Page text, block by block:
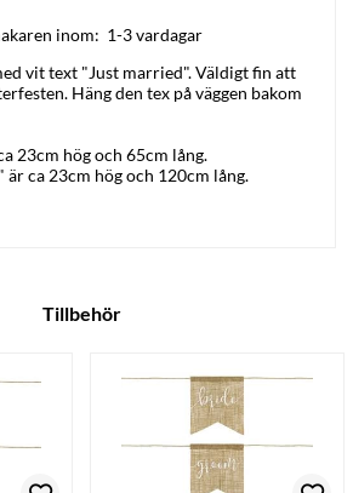
inom: 1-3 vardagar
vit text "Just married". Väldigt fin att
Häng den tex på väggen bakom
23cm hög och 65cm lång.
ca 23cm hög och 120cm lång.
Tillbehör